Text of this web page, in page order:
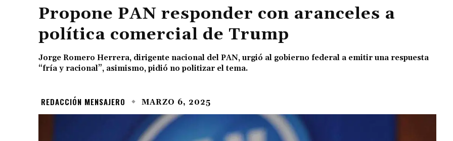
Propone PAN responder con aranceles a
política comercial de Trump
Jorge Romero Herrera, dirigente nacional del PAN, urgió al gobierno federal a emitir una respuesta
“fría y racional”, asimismo, pidió no politizar el tema.
REDACCIÓN MENSAJERO MARZO 6, 2025